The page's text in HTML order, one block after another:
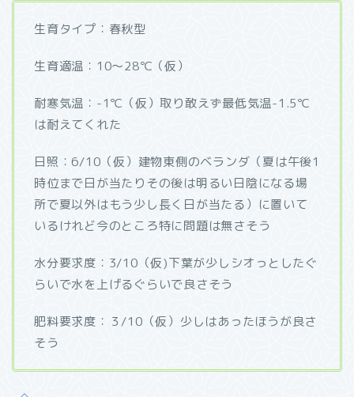
生育タイプ：春秋型
生育適温：10～28℃（仮）
耐寒気温：-1℃（仮）取り敢えず最低気温-1.5℃
は耐えてくれた
日照：6/10（仮）建物東側のベランダ（夏は午後1
時位まで日が当たりその後は明るい日陰になる場
所で夏以外はもう少し長く日が当たる）に置いて
いるけれど今のところ特に問題は無さそう
水分要求度：3/10（仮)下葉が少しシオっとしたぐ
らいで水を上げるぐらいで良さそう
肥料要求度：３/10（仮）少しはあったほうが良さ
そう